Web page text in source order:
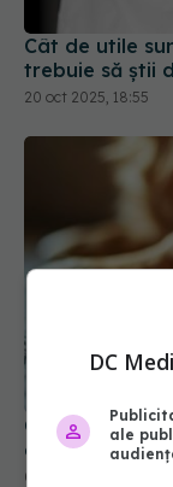
Cât de utile
trebuie să știi
20 oct 2025, 18:55
Câini morți
de la căpușe.
04 dec 2025, 19:57
DC
ale